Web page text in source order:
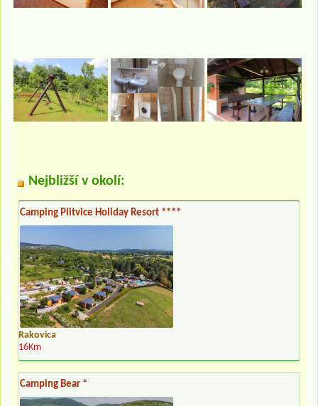
Nejbližší v okolí:
Camping Plitvice Holiday Resort ****
Rakovica
16Km
Camping Bear *